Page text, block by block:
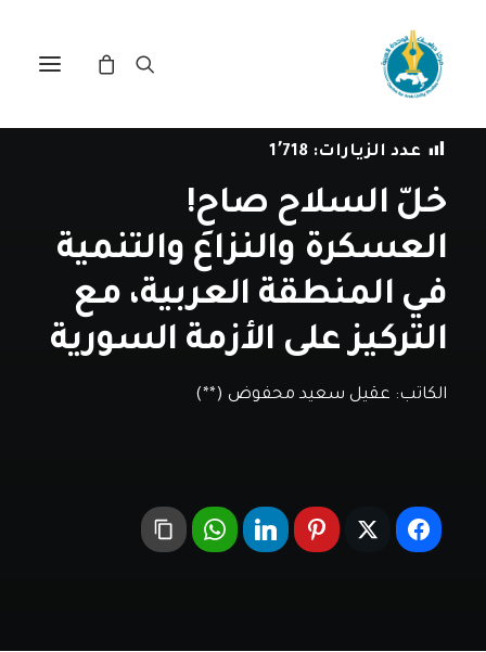
فيدراسات
عدد الزيارات: 1٬718
خلّ السلاح صاحِ!
العسكرة والنزاع والتنمية
في المنطقة العربية، مع
التركيز على الأزمة السورية
الكاتب: عقيل سعيد محفوض (**)